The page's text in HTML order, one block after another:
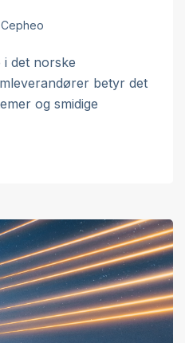
Cepheo
i det norske
betyr det
og smidige